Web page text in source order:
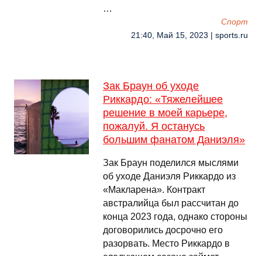
…
Спорт
21:40, Май 15, 2023 | sports.ru
Зак Браун об уходе
Риккардо: «Тяжелейшее
решение в моей карьере,
пожалуй. Я останусь
большим фанатом Даниэля»
Зак Браун поделился мыслями
об уходе Даниэля Риккардо из
«Макларена». Контракт
австралийца был рассчитан до
конца 2023 года, однако стороны
договорились досрочно его
разорвать. Место Риккардо в